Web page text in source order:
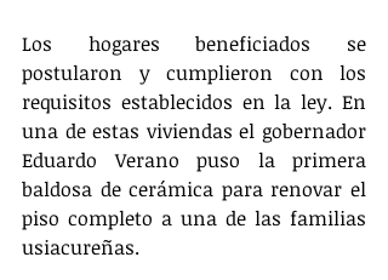
Los hogares beneficiados se
postularon y cumplieron con los
requisitos establecidos en la ley. En
una de estas viviendas el gobernador
Eduardo Verano puso la primera
baldosa de cerámica para renovar el
piso completo a una de las familias
usiacureñas.